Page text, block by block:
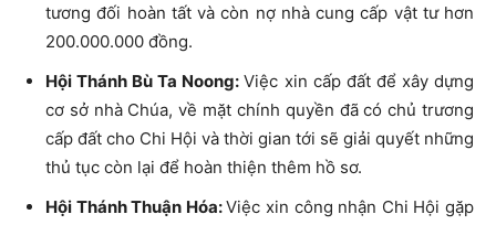
tương đối hoàn tất và còn nợ nhà cung cấp vật tư hơn
200.000.000 đồng.
Hội Thánh Bù Ta Noong:Việc xin cấp đất để xây dựng
cơ sở nhà Chúa, về mặt chính quyền đã có chủ trương
cấp đất cho Chi Hội và thời gian tới sẽ giải quyết những
thủ tục còn lại để hoàn thiện thêm hồ sơ.
Hội Thánh Thuận Hóa:Việc xin công nhận Chi Hội gặp